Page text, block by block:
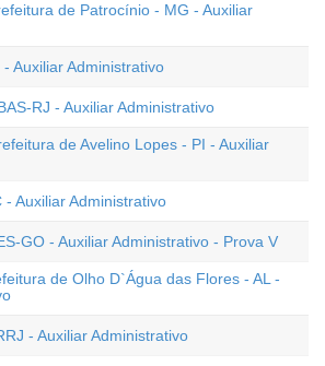
de Patrocínio - MG - Auxiliar
Auxiliar Administrativo
RJ - Auxiliar Administrativo
de Avelino Lopes - PI - Auxiliar
- Auxiliar Administrativo
GO - Auxiliar Administrativo - Prova V
de Olho D`Água das Flores - AL -
- Auxiliar Administrativo